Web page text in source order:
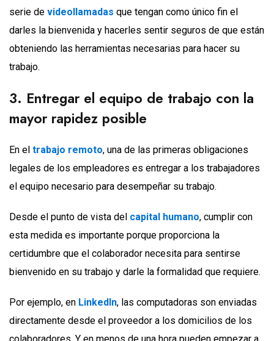
serie de videollamadas que tengan como único fin el
darles la bienvenida y hacerles sentir seguros de que están
obteniendo las herramientas necesarias para hacer su
trabajo.
3. Entregar el equipo de trabajo con la
mayor rapidez posible
En el trabajo remoto, una de las primeras obligaciones
legales de los empleadores es entregar a los trabajadores
el equipo necesario para desempeñar su trabajo.
Desde el punto de vista del capital humano, cumplir con
esta medida es importante porque proporciona la
certidumbre que el colaborador necesita para sentirse
bienvenido en su trabajo y darle la formalidad que requiere.
Por ejemplo, en LinkedIn, las computadoras son enviadas
directamente desde el proveedor a los domicilios de los